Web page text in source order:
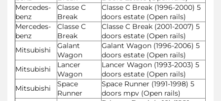
Mercedes-
benz
Classe C
Break
Classe C Break (1996-2000) 5
doors estate (Open rails)
Mercedes-
benz
Classe C
Break
Classe C Break (2001-2007) 5
doors estate (Open rails)
Mitsubishi
Galant
Wagon
Galant Wagon (1996-2006) 5
doors estate (Open rails)
Mitsubishi
Lancer
Wagon
Lancer Wagon (1993-2003) 5
doors estate (Open rails)
Mitsubishi
Space
Runner
Space Runner (1991-1998) 5
doors mpv (Open rails)